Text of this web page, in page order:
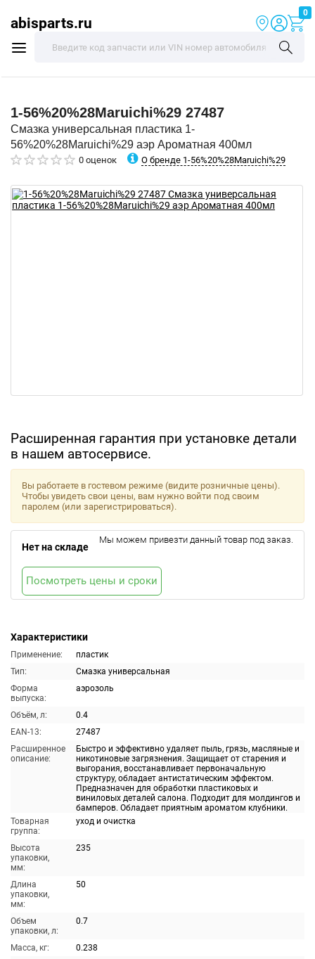
abisparts.ru
0
1-56%20%28Maruichi%29 27487
Смазка универсальная пластика 1-
56%20%28Maruichi%29 аэр Ароматная 400мл
0 оценок О бренде 1-56%20%28Maruichi%29
Расширенная гарантия при установке детали
в нашем автосервисе.
Характеристики
Применение:
пластик
Тип:
Смазка универсальная
Форма
выпуска:
аэрозоль
Объём, л:
0.4
EAN-13:
27487
Расширенное
описание:
Быстро и эффективно удаляет пыль, грязь, масляные и
никотиновые загрязнения. Защищает от старения и
выгорания, восстанавливает первоначальную
структуру, обладает антистатическим эффектом.
Предназначен для обработки пластиковых и
виниловых деталей салона. Подходит для молдингов и
бамперов. Обладает приятным ароматом клубники.
Товарная
группа:
уход и очистка
Высота
упаковки,
мм:
235
Длина
упаковки,
мм:
50
Объем
упаковки, л:
0.7
Масса, кг:
0.238
Вы работаете в гостевом режиме (видите розничные цены).
Чтобы увидеть свои цены, вам нужно войти под своим
паролем (или зарегистрироваться).
Нет на складе
Мы можем привезти данный товар под заказ.
Посмотреть цены и сроки